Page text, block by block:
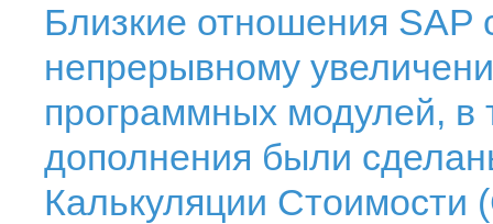
Близкие отношения SAP
непрерывному
программных модулей,
дополнения были
Калькуляции